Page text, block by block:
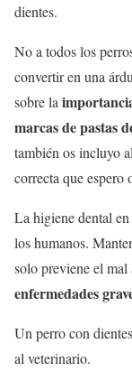
dientes.
No a todos los
convertir en una
sobre la
marcas de pastas
también os incluyo
correcta que espero
La higiene dental
los humanos.
solo previene el
enfermedades
Un perro con
al veterinario.